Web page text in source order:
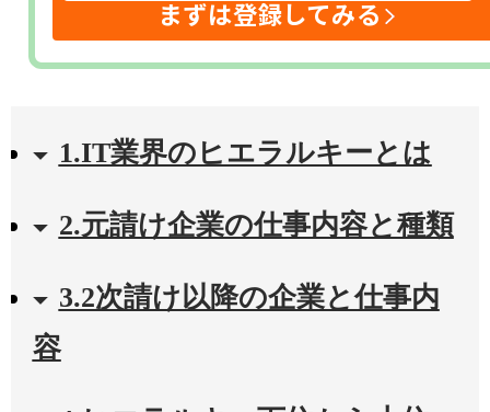
まずは登録してみる
1.IT業界のヒエラルキーとは
2.元請け企業の仕事内容と種類
3.2次請け以降の企業と仕事内
容